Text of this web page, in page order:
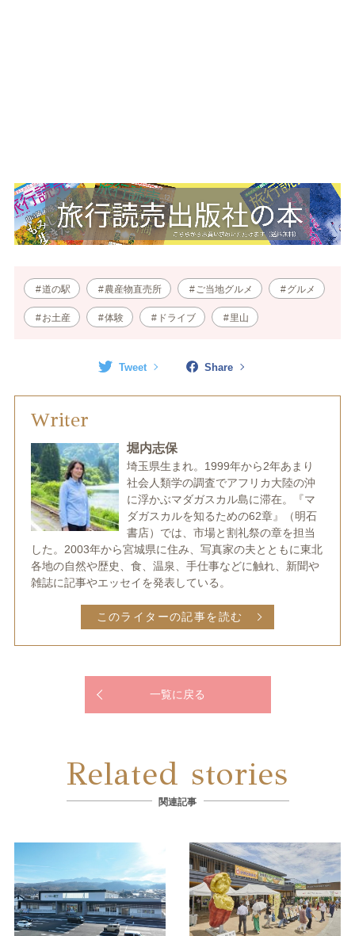
道の駅 農産物直売所 ご当地グルメ グルメ
お土産 体験 ドライブ 里山
Tweet Share
Writer
堀内志保
埼玉県生まれ。1999年から2年あまり
社会人類学の調査でアフリカ大陸の沖
に浮かぶマダガスカル島に滞在。『マ
ダガスカルを知るための62章』（明石
書店）では、市場と割礼祭の章を担当
した。2003年から宮城県に住み、写真家の夫とともに東北
各地の自然や歴史、食、温泉、手仕事などに触れ、新聞や
雑誌に記事やエッセイを発表している。
このライターの記事を読む
一覧に戻る
Related stories
関連記事